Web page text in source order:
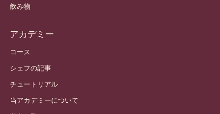
飲み物
アカデミー
コース
シェフの記事
チュートリアル
当アカデミーについて